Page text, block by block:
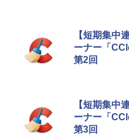
【短期集中
ーナー「
第2回
【短期集中
ーナー「
第3回